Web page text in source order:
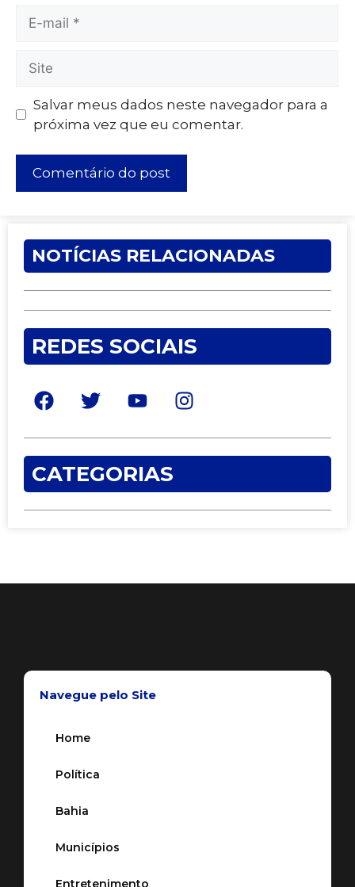
Salvar meus dados neste navegador para a
próxima vez que eu comentar.
NOTÍCIAS RELACIONADAS
REDES SOCIAIS
CATEGORIAS
Navegue pelo Site
Home
Política
Bahia
Municípios